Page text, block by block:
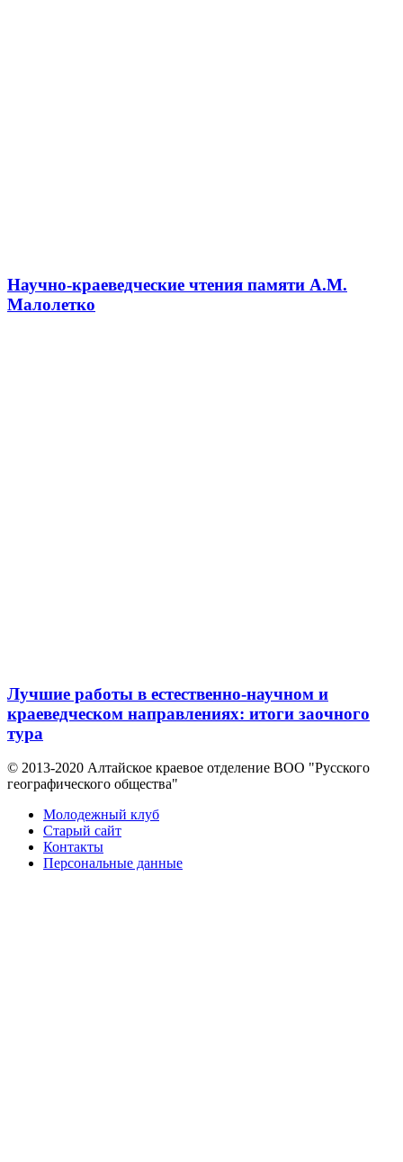
Научно-краеведческие чтения памяти А.М.
Малолетко
Лучшие работы в естественно-научном и
краеведческом направлениях: итоги заочного
тура
© 2013-2020 Алтайское краевое отделение BOO "Русского
географического общества"
Молодежный клуб
Старый сайт
Контакты
Персональные данные